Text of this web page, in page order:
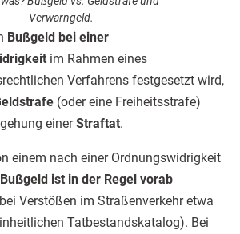
Verwarngeld.
Bußgeld bei einer
im Rahmen eines
Verfahrens festgesetzt wird,
(oder eine Freiheitsstrafe)
einerStraftat.
einem nach einer Ordnungswidrigkeit
Bußgeld ist in der Regel vorab
Verstößen im Straßenverkehr etwa
Tatbestandskatalog). Bei